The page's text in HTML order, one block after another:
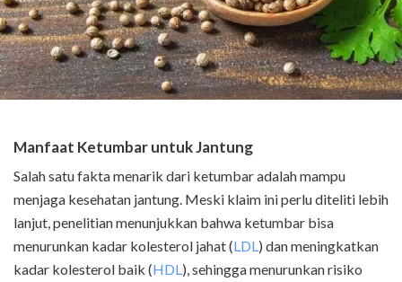
Manfaat Ketumbar untuk Jantung
Salah satu fakta menarik dari ketumbar adalah mampu
menjaga kesehatan jantung. Meski klaim ini perlu diteliti lebih
lanjut, penelitian menunjukkan bahwa ketumbar bisa
menurunkan kadar kolesterol jahat (LDL) dan meningkatkan
kadar kolesterol baik (HDL), sehingga menurunkan risiko